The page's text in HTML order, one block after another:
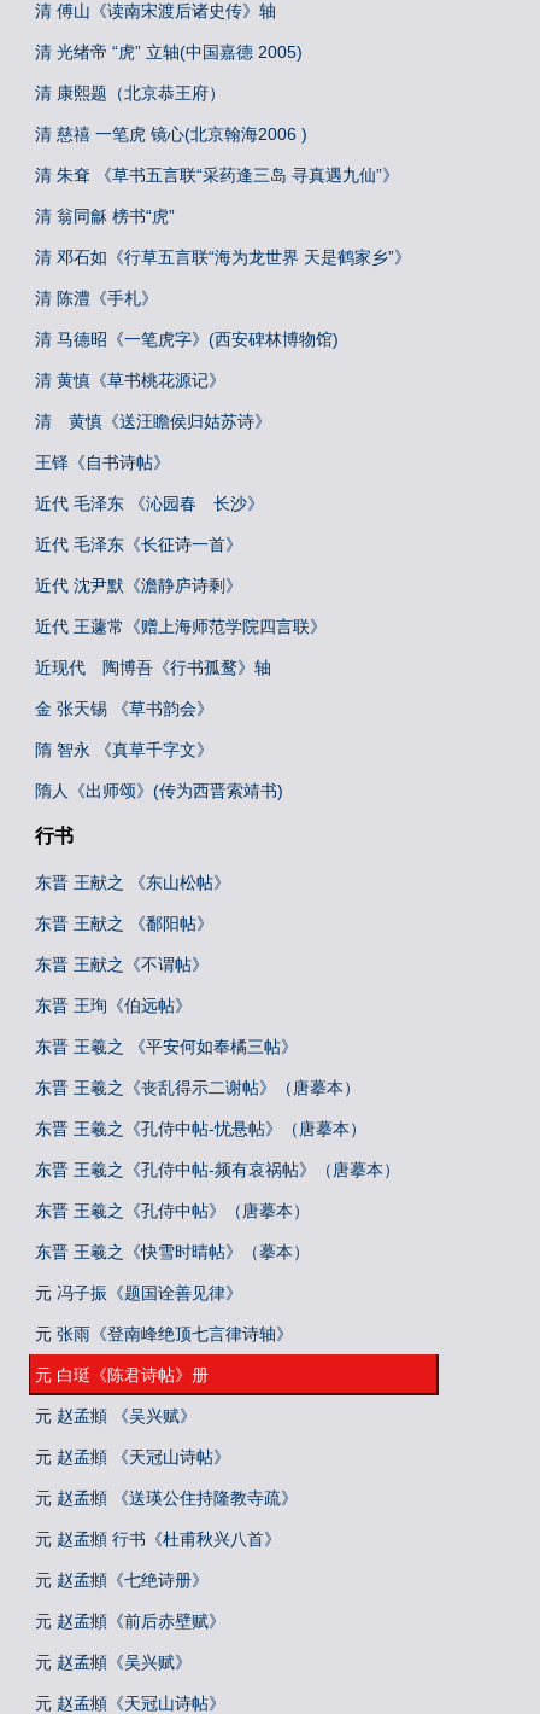
清 傅山《读南宋渡后诸史传》轴
清 光绪帝 “虎” 立轴(中国嘉德 2005)
清 康熙题（北京恭王府）
清 慈禧 一笔虎 镜心(北京翰海2006 )
清 朱耷 《草书五言联“采药逢三岛 寻真遇九仙”》
清 翁同龢 榜书“虎”
清 邓石如《行草五言联“海为龙世界 天是鹤家乡”》
清 陈澧《手札》
清 马德昭《一笔虎字》(西安碑林博物馆)
清 黄慎《草书桃花源记》
清 黄慎《送汪瞻侯归姑苏诗》
王铎《自书诗帖》
近代 毛泽东 《沁园春 长沙》
近代 毛泽东《长征诗一首》
近代 沈尹默《澹静庐诗剩》
近代 王蘧常《赠上海师范学院四言联》
近现代 陶博吾《行书孤鹜》轴
金 张天锡 《草书韵会》
隋 智永 《真草千字文》
隋人《出师颂》(传为西晋索靖书)
行书
东晋 王献之 《东山松帖》
东晋 王献之 《鄱阳帖》
东晋 王献之《不谓帖》
东晋 王珣《伯远帖》
东晋 王羲之 《平安何如奉橘三帖》
东晋 王羲之《丧乱得示二谢帖》（唐摹本）
东晋 王羲之《孔侍中帖-忧悬帖》（唐摹本）
东晋 王羲之《孔侍中帖-频有哀祸帖》（唐摹本）
东晋 王羲之《孔侍中帖》（唐摹本）
东晋 王羲之《快雪时晴帖》（摹本）
元 冯子振《题国诠善见律》
元 张雨《登南峰绝顶七言律诗轴》
元 白珽《陈君诗帖》册
元 赵孟頫 《吴兴赋》
元 赵孟頫 《天冠山诗帖》
元 赵孟頫 《送瑛公住持隆教寺疏》
元 赵孟頫 行书《杜甫秋兴八首》
元 赵孟頫《七绝诗册》
元 赵孟頫《前后赤壁赋》
元 赵孟頫《吴兴赋》
元 赵孟頫《天冠山诗帖》